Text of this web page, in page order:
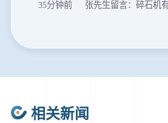
46分钟前 武先生留言：年产100万吨
5分钟前 陈先生留言：每小时100吨建筑垃圾粉
相关新闻